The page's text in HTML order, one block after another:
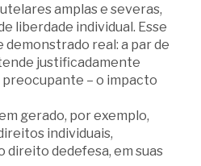
amplas e severas,
liberdade individual. Esse
real: a par de
justificadamente
preocupante – o impacto
gerado, por exemplo,
individuais,
dedefesa, em suas